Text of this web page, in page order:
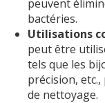
peuvent
bactéries.
Utilisations
peut être
tels que les
précision,
de nettoyage.